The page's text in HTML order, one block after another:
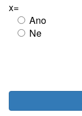
x=
Ano
Ne